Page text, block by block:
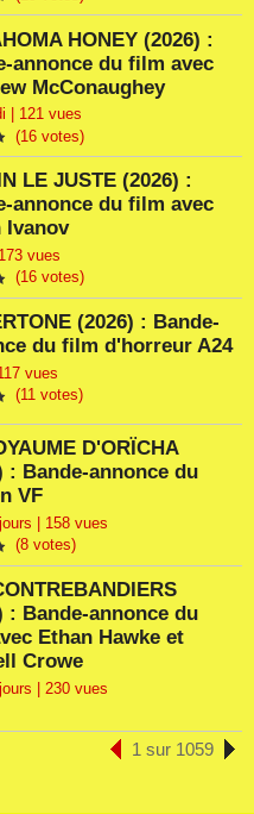
HONEY (2026) :
annonce du film avec
McConaughey
| 121 vues
(16 votes)
LE JUSTE (2026) :
annonce du film avec
Ivanov
vues
(16 votes)
(2026) : Bande-
du film d'horreur A24
vues
(11 votes)
D'ORÏCHA
: Bande-annonce du
VF
| 158 vues
(8 votes)
: Bande-annonce du
Ethan Hawke et
Crowe
| 230 vues
1 sur 1059